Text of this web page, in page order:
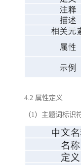
4.2 属性定义
（1）主题词标识